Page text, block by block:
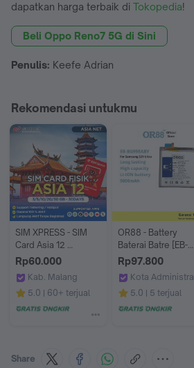
dapatkan harga terbaik di Tokopedia!
Beli Oppo Reno7 5G di Sini
Penulis: Keefe Adrian
Rekomendasi untukmu
SIM XPRESS - SIM
Card Asia 12
Indonesia,
Singapura, Korea
Selatan, China, Hong
Kong, Malaysia,
Macao, Taiwan,
3 - 30 Hari | Kartu
Rp60.000
Kab. Malang
SIM XPRESS
5.0 60+ terjual
OR88 - Battery
Baterai Batre [EB-
BG998ABY]
Compatible With
Samsung S21 Ultra
Rp97.800
Kota
OR88 shop
5.0 5 terjual
Share